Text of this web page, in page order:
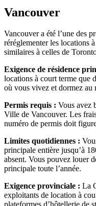
Vancouver
Vancouver a été l’une des
réréglementer les locations
similaires à celles de
Exigence de résidence
locations à court terme que
où vous vivez et dormez au
Permis requis : Vous avez
Ville de Vancouver. Les
numéro de permis doit
Limites quotidiennes :
principale entière jusqu’à
absent. Vous pouvez louer
principale toute l’année.
Exigence provinciale : La
exploitants de location à